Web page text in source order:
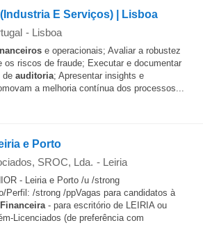
E Serviços) | Lisboa
- Lisboa
e operacionais; Avaliar a robustez
os riscos de fraude; Executar e documentar
de auditoria; Apresentar insights e
a melhoria contínua dos processos...
e Porto
SROC, Lda. - Leiria
- Leiria e Porto /u /strong
Perfil: /strong /ppVagas para candidatos à
Financeira- para escritório de LEIRIA ou
Licenciados (de preferência com